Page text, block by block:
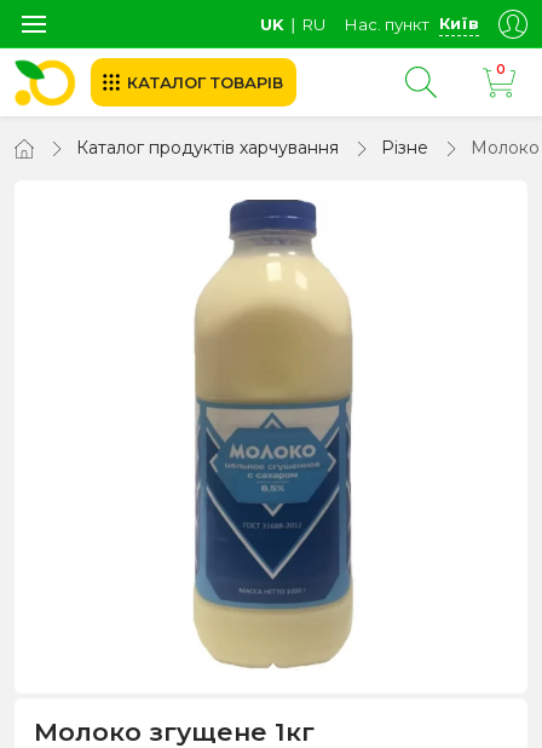
UK ∣ RU Нас. пункт Київ
КАТАЛОГ ТОВАРІВ
0
Каталог продуктів харчування Різне Молоко
Молоко згущене 1кг